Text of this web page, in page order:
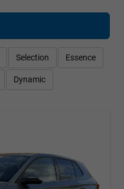
Selection Essence
Dynamic